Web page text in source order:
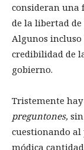
consideran una
de la libertad
Algunos incluso
credibilidad de
gobierno.
Tristemente
preguntones,
cuestionando al
módica